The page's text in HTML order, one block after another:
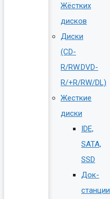
Жёстких
дисков
Диски
(CD-
R/RW.DVD-
R/+R/RW/DL)
Жесткие
диски
IDE,
SATA,
SSD
Док-
станции